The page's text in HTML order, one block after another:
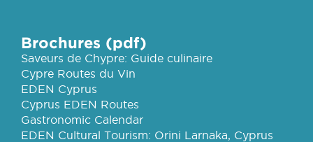
Brochures (pdf)
Saveurs de Chypre: Guide culinaire
Cypre Routes du Vin
EDEN Cyprus
Cyprus EDEN Routes
Gastronomic Calendar
EDEN Cultural Tourism: Orini Larnaka, Cyprus